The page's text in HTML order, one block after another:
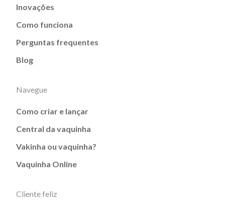
Inovações
Como funciona
Perguntas frequentes
Blog
Navegue
Como criar e lançar
Central da vaquinha
Vakinha ou vaquinha?
Vaquinha Online
Cliente feliz